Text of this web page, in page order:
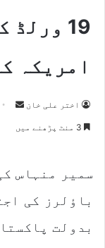
19
امریکہ کو 69 رنز سے
اختر علی خان
e
سمیر منہاس
باؤلرز کی